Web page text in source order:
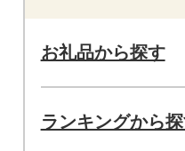
お礼品から探す
ランキングから